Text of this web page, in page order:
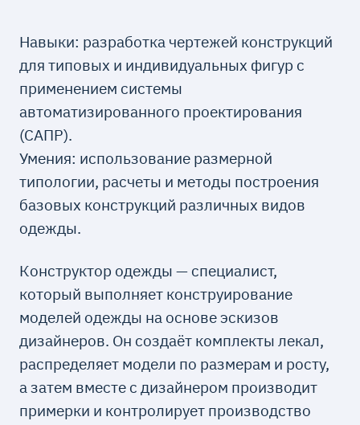
Навыки: разработка чертежей конструкций
для типовых и индивидуальных фигур с
применением системы
автоматизированного проектирования
(САПР).
Умения: использование размерной
типологии, расчеты и методы построения
базовых конструкций различных видов
одежды.
Конструктор одежды — специалист,
который выполняет конструирование
моделей одежды на основе эскизов
дизайнеров. Он создаёт комплекты лекал,
распределяет модели по размерам и росту,
а затем вместе с дизайнером производит
примерки и контролирует производство